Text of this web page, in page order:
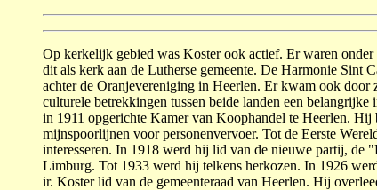
Op kerkelijk gebied was Koster ook actief. Er waren
dit als kerk aan de Lutherse gemeente. De Harmonie Sint
achter de Oran­jevereni­ging in Heerlen. Er kwam ook door
culturele betrek­kin­gen tussen beide landen een
in 1911 opgerichte Kamer van Koop­handel te Heerlen. Hij
mijnspoorlijnen voor personenvervoer. Tot de Eer­ste
inte­resseren. In 1918 werd hij lid van de nieuwe partij,
Limburg. Tot 1933 werd hij telkens herkozen. In 1926
ir. Koster lid van de gemeenteraad van Heerlen. Hij